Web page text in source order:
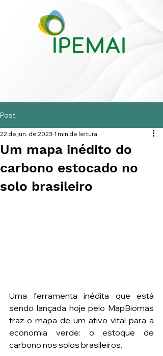
Post
Um mapa inédito do
carbono estocado no
solo brasileiro
22 de jun. de 2023 1 min de leitura
Uma ferramenta inédita que está
sendo lançada hoje pelo MapBiomas
traz o mapa de um ativo vital para a
economia verde: o estoque de
carbono nos solos brasileiros.